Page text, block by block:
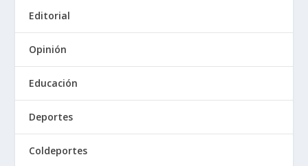
Editorial
Opinión
Educación
Deportes
Coldeportes